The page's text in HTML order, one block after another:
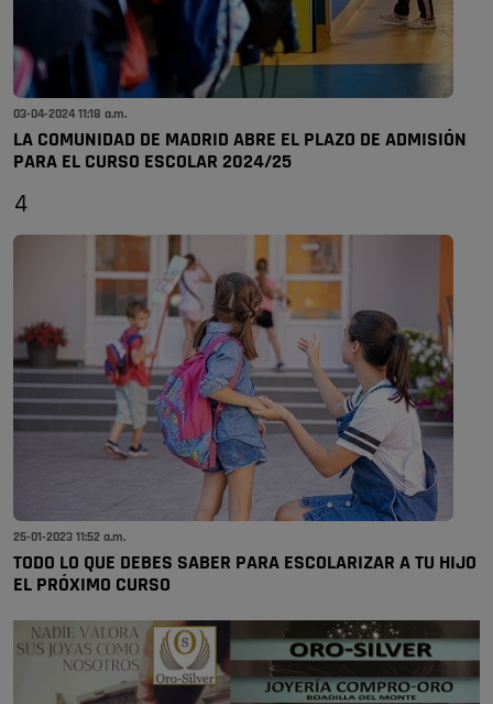
03-04-2024 11:18 a.m.
LA COMUNIDAD DE MADRID ABRE EL PLAZO DE ADMISIÓN
PARA EL CURSO ESCOLAR 2024/25
4
25-01-2023 11:52 a.m.
TODO LO QUE DEBES SABER PARA ESCOLARIZAR A TU HIJO
EL PRÓXIMO CURSO